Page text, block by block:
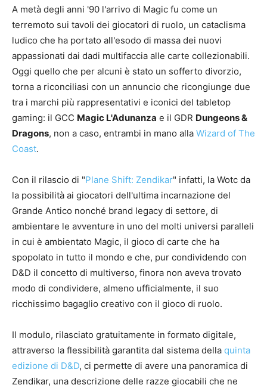
A metà degli anni '90 l'arrivo di Magic fu come un
terremoto sui tavoli dei giocatori di ruolo, un cataclisma
ludico che ha portato all'esodo di massa dei nuovi
appassionati dai dadi multifaccia alle carte collezionabili.
Oggi quello che per alcuni è stato un sofferto divorzio,
torna a riconciliasi con un annuncio che ricongiunge due
tra i marchi più rappresentativi e iconici del tabletop
gaming: il GCC Magic L'Adunanza e il GDR Dungeons &
Dragons, non a caso, entrambi in mano alla Wizard of The
Coast.
Con il rilascio di "Plane Shift: Zendikar" infatti, la Wotc da
la possibilità ai giocatori dell'ultima incarnazione del
Grande Antico nonché brand legacy di settore, di
ambientare le avventure in uno del molti universi paralleli
in cui è ambientato Magic, il gioco di carte che ha
spopolato in tutto il mondo e che, pur condividendo con
D&D il concetto di multiverso, finora non aveva trovato
modo di condividere, almeno ufficialmente, il suo
ricchissimo bagaglio creativo con il gioco di ruolo.
Il modulo, rilasciato gratuitamente in formato digitale,
attraverso la flessibilità garantita dal sistema della quinta
edizione di D&D, ci permette di avere una panoramica di
Zendikar, una descrizione delle razze giocabili che ne